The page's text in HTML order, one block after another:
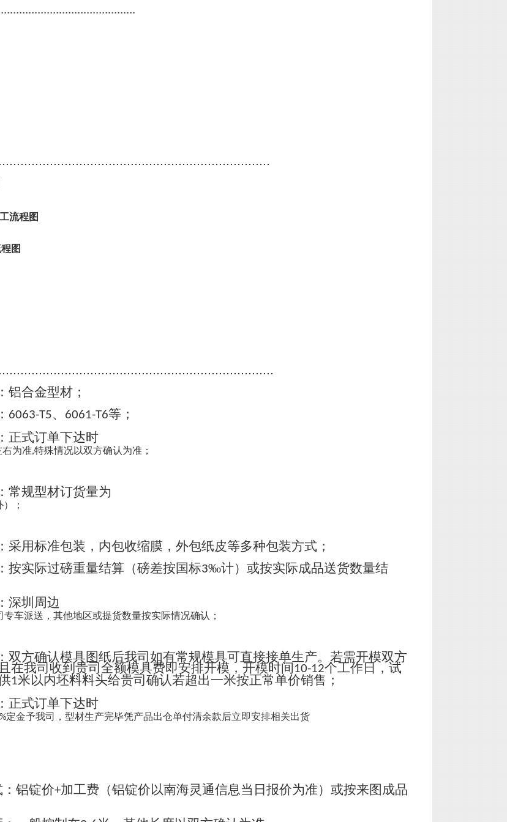
铝合金型材；
6063-T5、 6061-T6等；
正式订单下达时
右为准,特殊情况以双方确认为准；
常规型材订货量为
；
采用标准包装，内包收缩膜，外包纸皮等多种包装方式；
按实际过磅重量结算（磅差按国标3‰计）或按实际成品送货数量结
深圳周边
专车派送，其他地区或提货数量按实际情况确认；
双方确认模具图纸后我司如有常规模具可直接接单生产。若需开模双方
在我司收到贵司全额模具费即安排开模，开模时间10-12个工作日，试
1米以内坯料料头给贵司确认若超出一米按正常单价销售；
正式订单下达时
定金予我司，型材生产完毕凭产品出仓单付清余款后立即安排相关出货
铝锭价+加工费（铝锭价以南海灵通信息当日报价为准）或按来图成品